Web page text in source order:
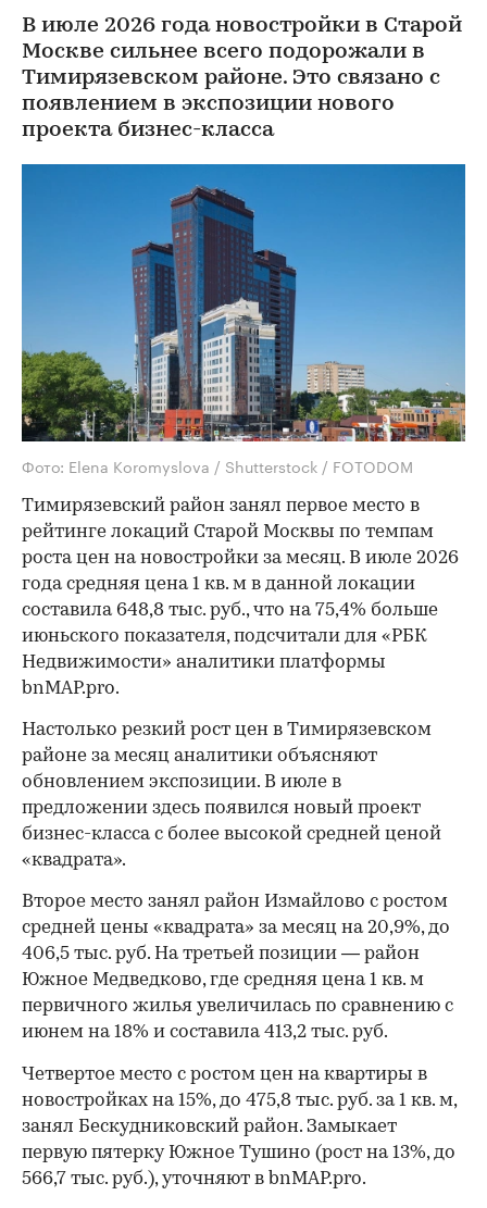
В июле 2026 года новостройки в Старой
Москве сильнее всего подорожали в
Тимирязевском районе. Это связано с
появлением в экспозиции нового
проекта бизнес-класса
Фото: Elena Koromyslova / Shutterstock / FOTODOM
Тимирязевский район занял первое место в
рейтинге локаций Старой Москвы по темпам
роста цен на новостройки за месяц. В июле 2026
года средняя цена 1 кв. м в данной локации
составила 648,8 тыс. руб., что на 75,4% больше
июньского показателя, подсчитали для «РБК
Недвижимости» аналитики платформы
bnMAP.pro.
Настолько резкий рост цен в Тимирязевском
районе за месяц аналитики объясняют
обновлением экспозиции. В июле в
предложении здесь появился новый проект
бизнес-класса с более высокой средней ценой
«квадрата».
Второе место занял район Измайлово с ростом
средней цены «квадрата» за месяц на 20,9%, до
406,5 тыс. руб. На третьей позиции — район
Южное Медведково, где средняя цена 1 кв. м
первичного жилья увеличилась по сравнению с
июнем на 18% и составила 413,2 тыс. руб.
Четвертое место с ростом цен на квартиры в
новостройках на 15%, до 475,8 тыс. руб. за 1 кв. м,
занял Бескудниковский район. Замыкает
первую пятерку Южное Тушино (рост на 13%, до
566,7 тыс. руб.), уточняют в bnMAP.pro.